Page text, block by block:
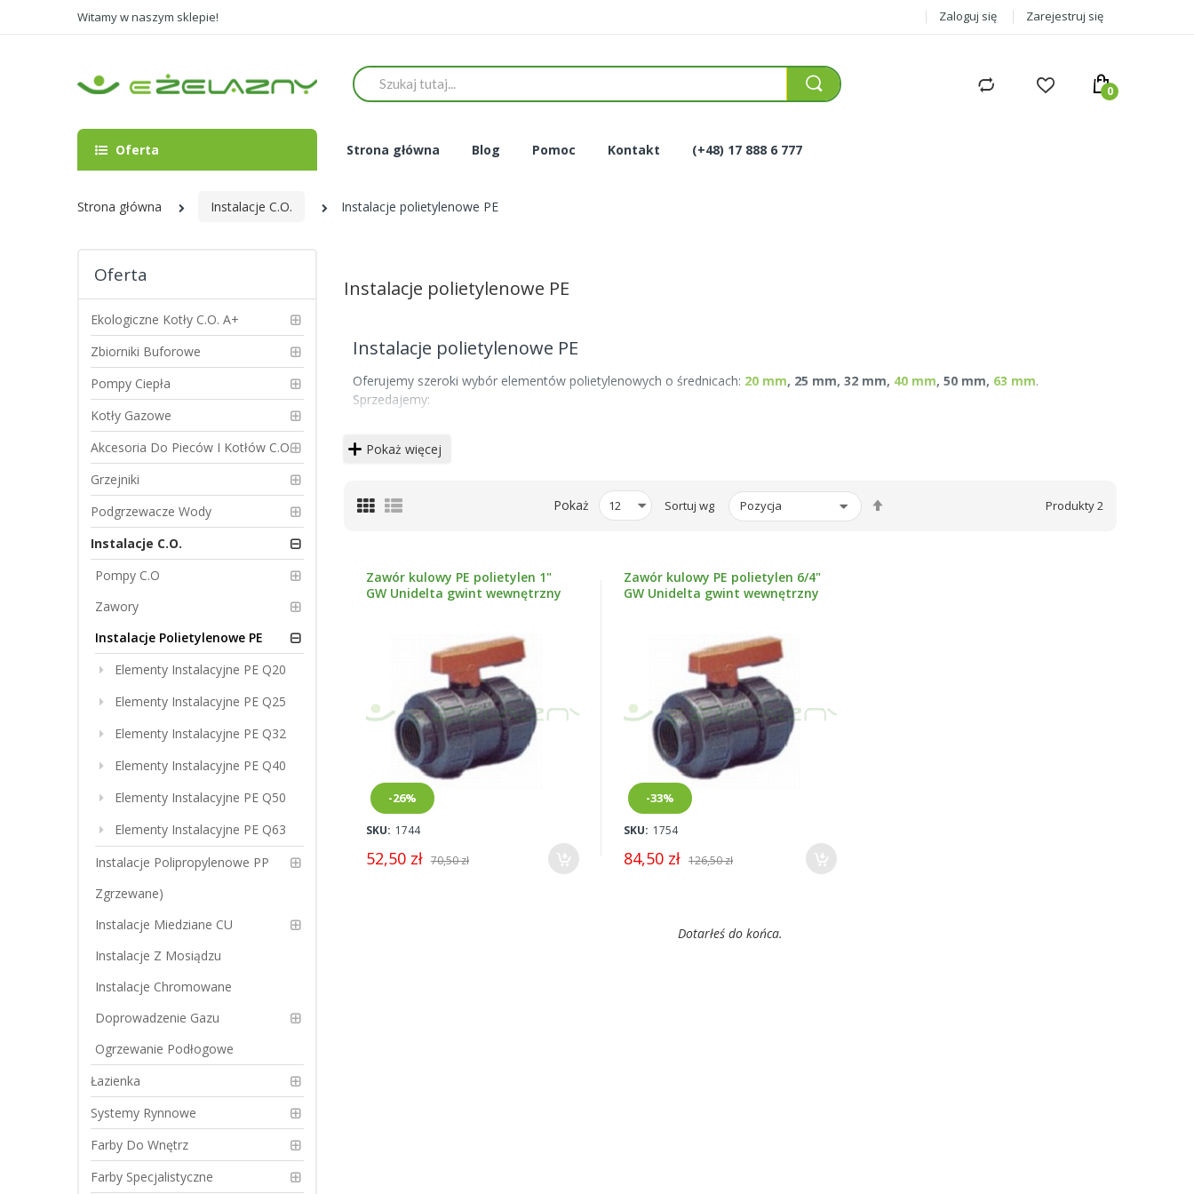
Witamy w naszym sklepie! Zaloguj się Zarejestruj się
Szukaj
Oferta Strona główna Blog Pomoc Kontakt (+48) 17 888 6 777
Strona główna Instalacje C.O. Instalacje polietylenowe PE
Instalacje polietylenowe PE
Instalacje polietylenowe PE
Oferujemy szeroki wybór elementów polietylenowych o średnicach: 20 mm, 25 mm, 32 mm, 40 mm, 50 mm, 63 mm.
Sprzedajemy:
złączki i trojaki przelotowe,
pierścienie zaciskowe, uchwyty klucze do złączek.
Pokaż więcej
SiatkaLista Pokaż Sortuj wg Produkty2
Zawór kulowy PE polietylen 1"
GW Unidelta gwint wewnętrzny
-26%
SKU: 1744
52,50 zł 70,50 zł
Zawór kulowy PE polietylen 6/4"
GW Unidelta gwint wewnętrzny
-33%
SKU: 1754
84,50 zł 126,50 zł
Dotarłeś do końca.
Oferta
Ekologiczne Kotły C.O. A+
Zbiorniki Buforowe
Pompy Ciepła
Kotły Gazowe
Akcesoria Do Pieców I Kotłów C.O.
Grzejniki
Podgrzewacze Wody
Instalacje C.O.
Pompy C.O
Zawory
Instalacje Polietylenowe PE
Elementy Instalacyjne PE Q20
Elementy Instalacyjne PE Q25
Elementy Instalacyjne PE Q32
Elementy Instalacyjne PE Q40
Elementy Instalacyjne PE Q50
Elementy Instalacyjne PE Q63
Instalacje Polipropylenowe PP
Zgrzewane)
Instalacje Miedziane CU
Instalacje Z Mosiądzu
Instalacje Chromowane
Doprowadzenie Gazu
Ogrzewanie Podłogowe
Łazienka
Systemy Rynnowe
Farby Do Wnętrz
Farby Specjalistyczne